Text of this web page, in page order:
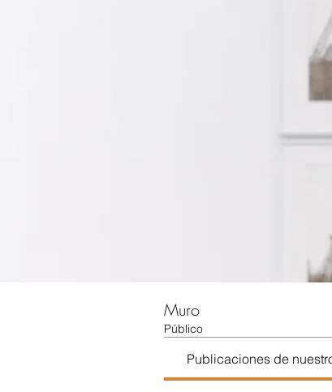
Muro
Público
Publicaciones de